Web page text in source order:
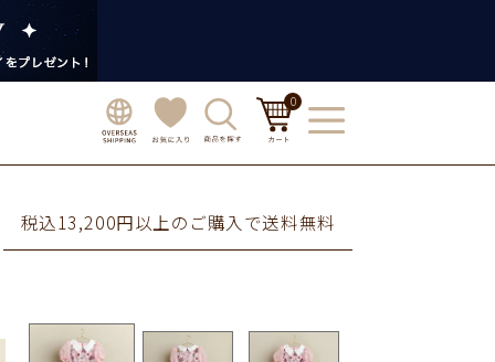
0
税込13,200円以上のご購入で送料無料